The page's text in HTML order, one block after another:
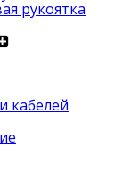
рукоятка
кабелей